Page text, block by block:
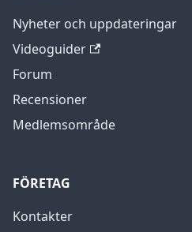
Nyheter och uppdateringar
Videoguider
Forum
Recensioner
Medlemsområde
FÖRETAG
Kontakter